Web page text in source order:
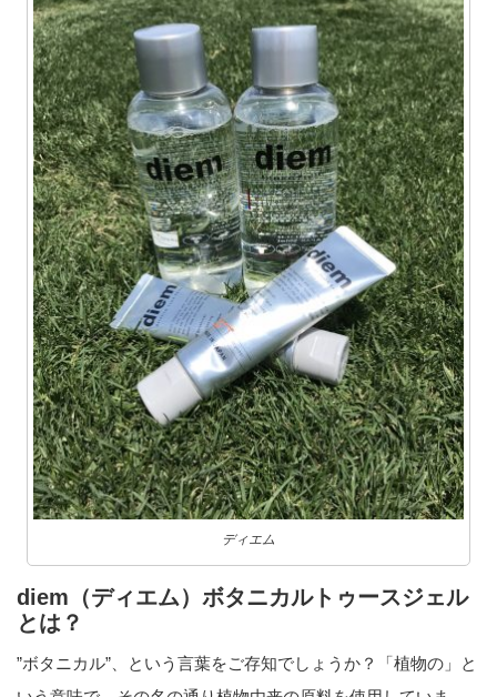
ディエム
diem（ディエム）ボタニカルトゥースジェル
とは？
”ボタニカル”、という言葉をご存知でしょうか？「植物の」と